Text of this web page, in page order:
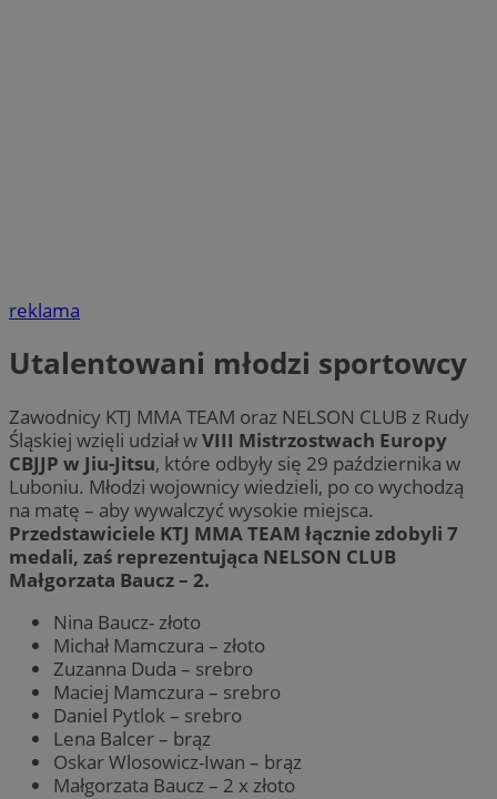
reklama
Utalentowani młodzi sportowcy
Zawodnicy KTJ MMA TEAM oraz NELSON CLUB z Rudy
Śląskiej wzięli udział wVIII Mistrzostwach Europy
CBJJP w Jiu-Jitsu, które odbyły się 29 października w
Luboniu. Młodzi wojownicy wiedzieli, po co wychodzą
na matę – aby wywalczyć wysokie miejsca.
Przedstawiciele KTJ MMA TEAM łącznie zdobyli 7
medali, zaś reprezentująca NELSON CLUB
Małgorzata Baucz – 2.
Nina Baucz- złoto
Michał Mamczura – złoto
Zuzanna Duda – srebro
Maciej Mamczura – srebro
Daniel Pytlok – srebro
Lena Balcer – brąz
Oskar Wlosowicz-Iwan – brąz
Małgorzata Baucz – 2 x złoto